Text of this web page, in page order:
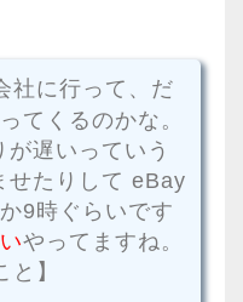
に行って、だ
てくるのかな。
遅いっていう
せたりして eBay
9時ぐらいです
やってますね。
】